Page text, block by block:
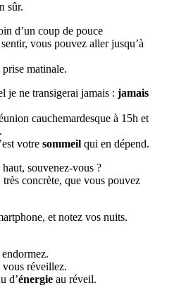
sûr.
d’un coup de pouce
vous pouvez aller jusqu’à
matinale.
je ne transigerai jamais : jamais
cauchemardesque à 15h et
votre sommeil qui en dépend.
souvenez-vous ?
concrète, que vous pouvez
et notez vos nuits.
réveillez.
d’énergie au réveil.